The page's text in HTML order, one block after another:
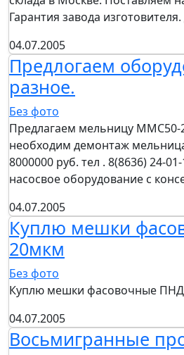
Гарантия завода
04.07.2005
Предлогаем
разное.
Без фото
Предлагаем мельницу ММС50-
необходим демонтаж
8000000 руб. тел . 8(8636) 24-
насосвое оборудование с
04.07.2005
Куплю мешки
20мкм
Без фото
Куплю мешки фасовочные
04.07.2005
Восьмигранные